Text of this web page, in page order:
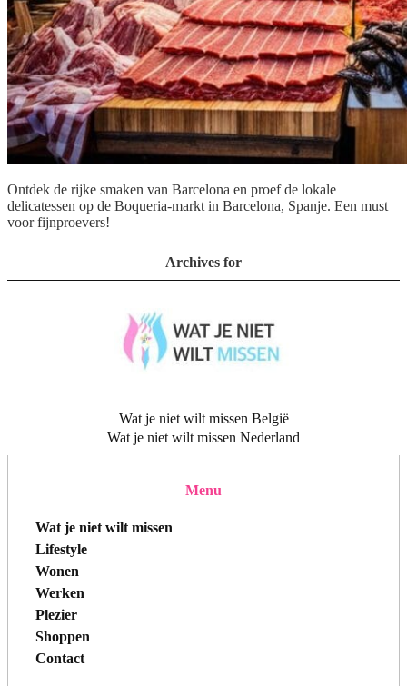
Ontdek de rijke smaken van Barcelona en proef de lokale
delicatessen op de Boqueria-markt in Barcelona, Spanje. Een must
voor fijnproevers!
Archives for
Wat je niet wilt missen België
Wat je niet wilt missen Nederland
Menu
Wat je niet wilt missen
Lifestyle
Wonen
Werken
Plezier
Shoppen
Contact